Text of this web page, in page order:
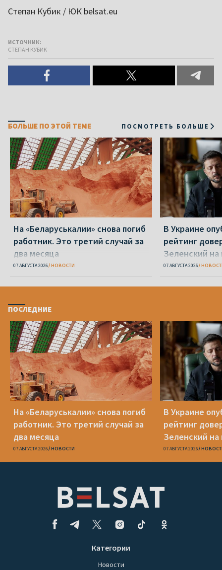
Степан Кубик / ЮК belsat.eu
ИСТОЧНИК:
СТЕПАН КУБИК
БОЛЬШЕ ПО ЭТОЙ ТЕМЕ ПОСМОТРЕТЬ БОЛЬШЕ
На «Беларуськалии» снова погиб
работник. Это третий случай за
два месяца
07 АВГУСТА 2026 НОВОСТИ
В Украине
рейтинг
Зеленский
07 АВГУСТА 2026
ПОСЛЕДНИЕ
На «Беларуськалии» снова погиб
работник. Это третий случай за
два месяца
07 АВГУСТА 2026 НОВОСТИ
В Украине
рейтинг
Зеленский
07 АВГУСТА 2026
Категории
Новости